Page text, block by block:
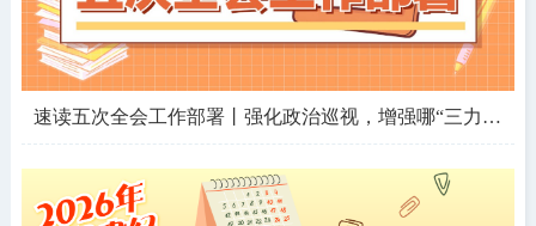
速读五次全会工作部署丨强化政治巡视，增强哪“三力”？